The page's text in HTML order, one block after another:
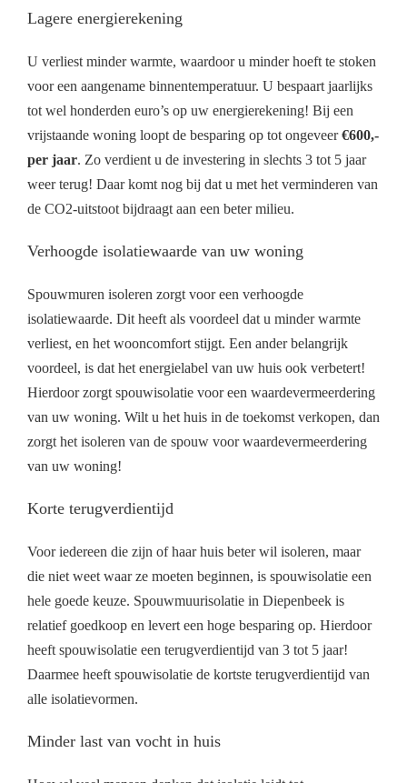
Lagere energierekening
U verliest minder warmte, waardoor u minder hoeft te stoken
voor een aangename binnentemperatuur. U bespaart jaarlijks
tot wel honderden euro’s op uw energierekening! Bij een
vrijstaande woning loopt de besparing op tot ongeveer€600,-
per jaar. Zo verdient u de investering in slechts 3 tot 5 jaar
weer terug! Daar komt nog bij dat u met het verminderen van
de CO2-uitstoot bijdraagt aan een beter milieu.
Verhoogde isolatiewaarde van uw woning
Spouwmuren isoleren zorgt voor een verhoogde
isolatiewaarde. Dit heeft als voordeel dat u minder warmte
verliest, en het wooncomfort stijgt. Een ander belangrijk
voordeel, is dat het energielabel van uw huis ook verbetert!
Hierdoor zorgt spouwisolatie voor een waardevermeerdering
van uw woning. Wilt u het huis in de toekomst verkopen, dan
zorgt het isoleren van de spouw voor waardevermeerdering
van uw woning!
Korte terugverdientijd
Voor iedereen die zijn of haar huis beter wil isoleren, maar
die niet weet waar ze moeten beginnen, is spouwisolatie een
hele goede keuze. Spouwmuurisolatie in Diepenbeek is
relatief goedkoop en levert een hoge besparing op. Hierdoor
heeft spouwisolatie een terugverdientijd van 3 tot 5 jaar!
Daarmee heeft spouwisolatie de kortste terugverdientijd van
alle isolatievormen.
Minder last van vocht in huis